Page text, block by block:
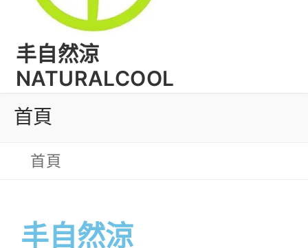
丰自然涼
NATURALCOOL
首頁
首頁
丰自然涼